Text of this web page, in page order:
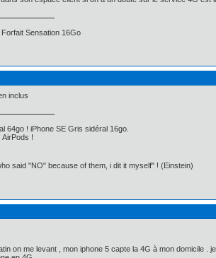
Sensation 16Go
inclus
64go ! iPhone SE Gris sidéral 16go.
AirPods !
said "NO" because of them, i dit it myself" ! (Einstein)
on me levant , mon iphone 5 capte la 4G à mon domicile